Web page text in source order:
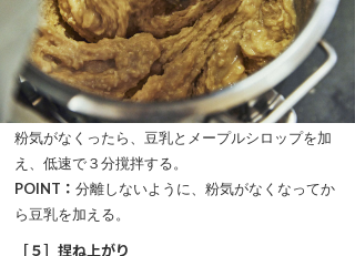
粉気がなくったら、豆乳とメープルシロップを加
え、低速で３分撹拌する。
POINT： 分離しないように、粉気がなくなってか
ら豆乳を加える。
［５］捏ね上がり